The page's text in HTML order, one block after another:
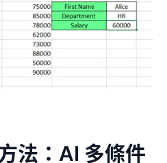
法：AI 多條件
格給你答案
言說明需求。RowSpeak 可
✨